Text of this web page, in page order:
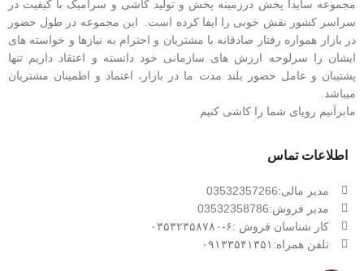
مجموعه سایدا پخش درزمینه پخش و تولید کاشی و سرامیک با کیفیت در
سراسر کشور نقش خوبی را ایفا کرده است. این مجموعه در طول حضور
در بازار همواره رفتار صادقانه با مشتریان و احترام به نیازها و خواسته های
ایشان را سرلوحه ارزش های سازمانی خود دانسته و اعتقاد داریم تنها
پشتیبان و عامل حضور بلند مدت ما در بازار، اعتماد و اطمینان مشتریان
میباشد.
مابرآنیم رویای شما را کاشی کنیم
اطلاعات تماس
مدیر مالی:03532357266
مدیر فروش:03532358786
کار شناسان فروش :۶-۰۳۵۳۲۳۵۸۷۸۰
تلفن همراه:۰۹۱۳۳۵۴۱۳۵۱